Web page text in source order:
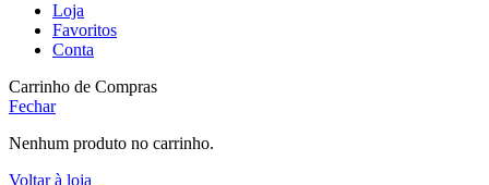
Loja
Favoritos
Conta
Carrinho de Compras
Fechar
Nenhum produto no carrinho.
Voltar à loja